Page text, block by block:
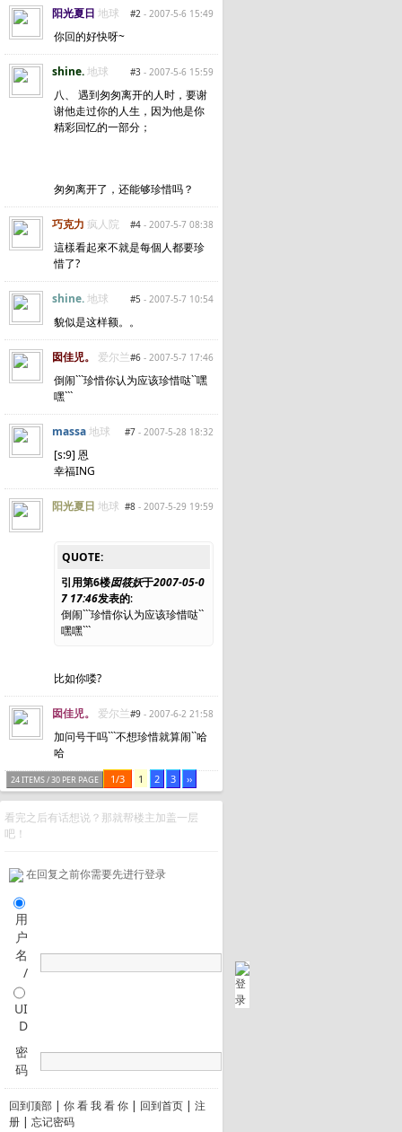
#2 - 2007-5-6 15:49
阳光夏日 地球
你回的好快呀~
#3 - 2007-5-6 15:59
shine.地球
八、 遇到匆匆离开的人时，要谢
谢他走过你的人生，因为他是你
精彩回忆的一部分；
匆匆离开了，还能够珍惜吗？
#4 - 2007-5-7 08:38
巧克力 疯人院
這樣看起來不就是每個人都要珍
惜了?
#5 - 2007-5-7 10:54
shine.地球
貌似是这样额。。
#6 - 2007-5-7 17:46
囡佳児。
爱尔兰
倒闹```珍惜你认为应该珍惜哒``嘿
嘿```
#7 - 2007-5-28 18:32
massa地球
[s:9] 恩
幸福ING
#8 - 2007-5-29 19:59
阳光夏日 地球
QUOTE:
引用第6楼囡筱妖于2007-05-0
7 17:46发表的:
倒闹```珍惜你认为应该珍惜哒``
嘿嘿```
比如你喽?
#9 - 2007-6-2 21:58
囡佳児。
爱尔兰
加问号干吗```不想珍惜就算闹``哈
哈
24 ITEMS / 30 PER PAGE 1/3 1 2 3 ››
看完之后有话想说？那就帮楼主加盖一层
吧！
在回复之前你需要先进行登录
用
户
名
/
UI
D
密
码
回到顶部 | 你 看 我 看 你 | 回到首页 | 注
册 | 忘记密码